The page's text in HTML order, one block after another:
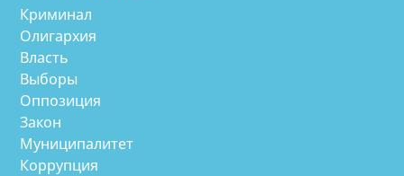
Криминал
Олигархия
Власть
Выборы
Оппозиция
Закон
Муниципалитет
Коррупция